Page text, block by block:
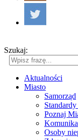
Szukaj:
Aktualności
Miasto
Samorząd
Poznaj
Osoby